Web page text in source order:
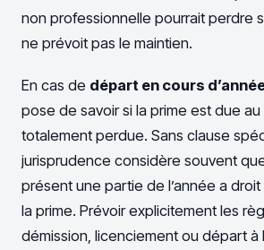
non professionnelle pourrait perdre
ne prévoit pas le maintien.
En cas de départ en cours
pose de savoir si la prime est due
totalement perdue. Sans clause
jurisprudence considère souvent
présent une partie de l’année a
la prime. Prévoir explicitement les
démission, licenciement ou départ à